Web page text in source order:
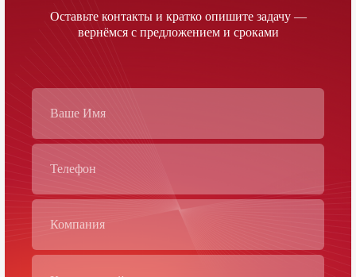
Оставьте контакты и кратко опишите задачу —
вернёмся с предложением и сроками